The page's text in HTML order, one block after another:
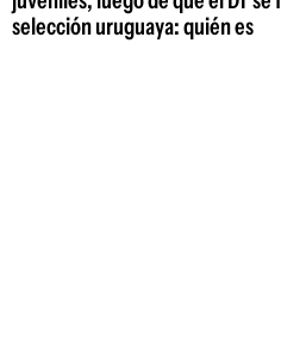
selección uruguaya: quién es